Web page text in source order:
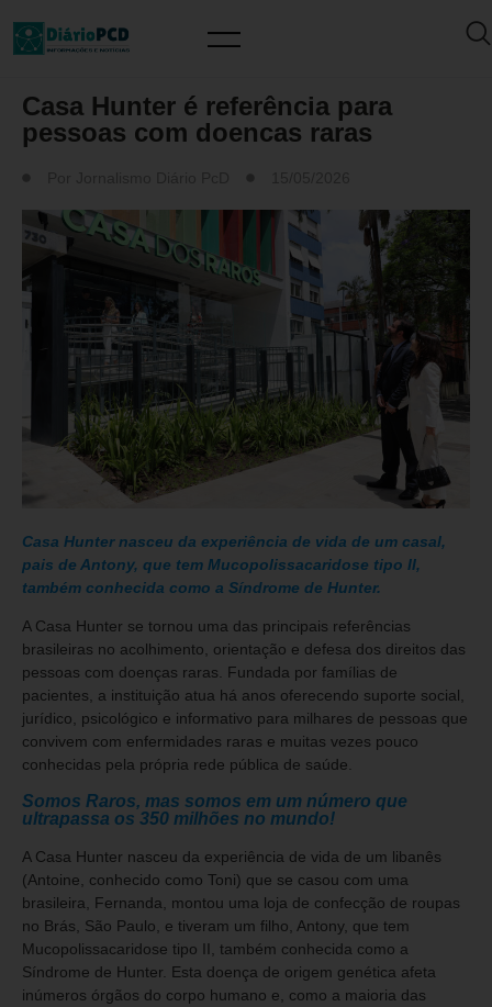
Casa Hunter é referência para
pessoas com doencas raras
Casa Hunter nasceu da experiência de vida de um casal,
pais de Antony, que tem Mucopolissacaridose tipo II,
também conhecida como a Síndrome de Hunter.
A Casa Hunter se tornou uma das principais referências
brasileiras no acolhimento, orientação e defesa dos direitos das
pessoas com doenças raras. Fundada por famílias de
pacientes, a instituição atua há anos oferecendo suporte social,
jurídico, psicológico e informativo para milhares de pessoas que
convivem com enfermidades raras e muitas vezes pouco
conhecidas pela própria rede pública de saúde.
Somos Raros, mas somos em um número que
ultrapassa os 350 milhões no mundo!
A Casa Hunter nasceu da experiência de vida de um libanês
(Antoine, conhecido como Toni) que se casou com uma
brasileira, Fernanda, montou uma loja de confecção de roupas
no Brás, São Paulo, e tiveram um filho, Antony, que tem
Mucopolissacaridose tipo II, também conhecida como a
Síndrome de Hunter. Esta doença de origem genética afeta
inúmeros órgãos do corpo humano e, como a maioria das